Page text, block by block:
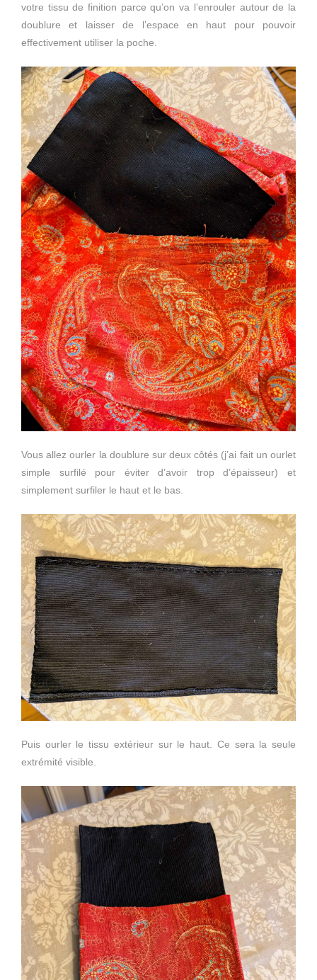
votre tissu de finition parce qu’on va l’enrouler autour de la
doublure et laisser de l’espace en haut pour pouvoir
effectivement utiliser la poche.
Vous allez ourler la doublure sur deux côtés (j’ai fait un ourlet
simple surfilé pour éviter d’avoir trop d’épaisseur) et
simplement surfiler le haut et le bas.
Puis ourler le tissu extérieur sur le haut. Ce sera la seule
extrémité visible.